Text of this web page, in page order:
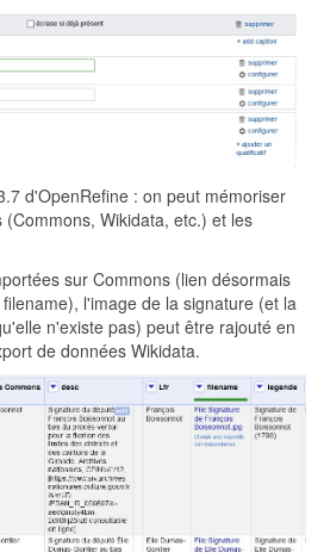
d'OpenRefine : on peut mémoriser
Wikidata, etc.) et les
sur Commons (lien désormais
l'image de la signature (et la
n'existe pas) peut être rajouté en
de données Wikidata.